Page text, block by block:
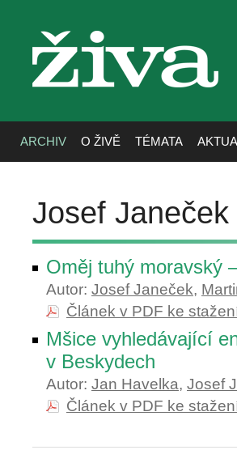
živa
ARCHIV O ŽIVĚ TÉMATA
Josef Janeček
Oměj tuhý moravský
Autor: Josef Janeček,
Článek v PDF ke
Mšice vyhledávající
v Beskydech
Autor: Jan Havelka, Josef
Článek v PDF ke